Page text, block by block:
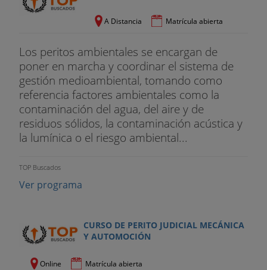
A Distancia Matrícula abierta
Los peritos ambientales se encargan de
poner en marcha y coordinar el sistema de
gestión medioambiental, tomando como
referencia factores ambientales como la
contaminación del agua, del aire y de
residuos sólidos, la contaminación acústica y
la lumínica o el riesgo ambiental...
TOP Buscados
Ver programa
CURSO DE PERITO JUDICIAL MECÁNICA
Y AUTOMOCIÓN
Online Matrícula abierta